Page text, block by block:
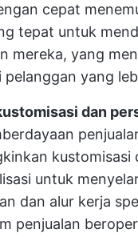
cepat
tepat untuk
mereka, yang
pelanggan yang
dan
kustomisasi
untuk
dan alur kerja
penjualan